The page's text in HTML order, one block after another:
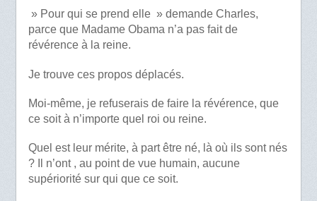
» Pour qui se prend elle » demande Charles,
parce que Madame Obama n’a pas fait de
révérence à la reine.
Je trouve ces propos déplacés.
Moi-même, je refuserais de faire la révérence, que
ce soit à n’importe quel roi ou reine.
Quel est leur mérite, à part être né, là où ils sont nés
? Il n’ont , au point de vue humain, aucune
supériorité sur qui que ce soit.